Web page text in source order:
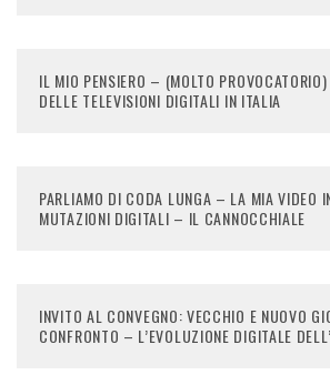
IL MIO PENSIERO – (MOLTO
DELLE TELEVISIONI DIGITALI IN ITALIA
PARLIAMO DI CODA LUNGA – LA MIA VIDEO
MUTAZIONI DIGITALI – IL CANNOCCHIALE
INVITO AL CONVEGNO: VECCHIO E NUOVO
CONFRONTO – L’EVOLUZIONE DIGITALE